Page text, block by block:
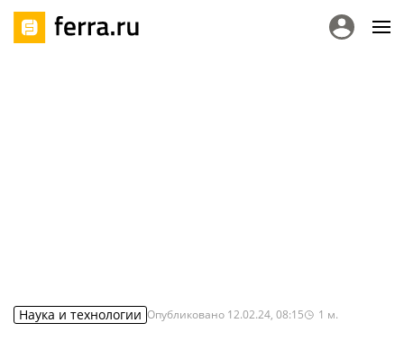
Наука и технологии Опубликовано 12.02.24, 08:15 1 м.